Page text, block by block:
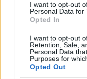
I want to opt-out
Personal Data for
Opted In
I want to opt-out
Retention, Sale,
Personal Data
Purposes for
Opted Out
megjelenését
névhasználat,
ősbemutató és
intézkedések